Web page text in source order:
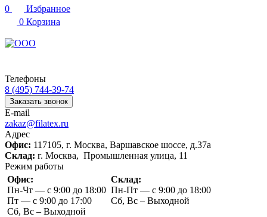
0
Избранное
0 Корзина
Телефоны
8 (495) 744-39-74
Заказать звонок
E-mail
zakaz@filatex.ru
Адрес
Офис: 117105, г. Москва, Варшавское шоссе, д.37а
Склад: г. Москва, Промышленная улица, 11
Режим работы
Офис:
Пн-Чт — с 9:00 до 18:00
Пт — с 9:00 до 17:00
Сб, Вс – Выходной
Склад:
Пн-Пт — с 9:00 до 18:00
Сб, Вс – Выходной